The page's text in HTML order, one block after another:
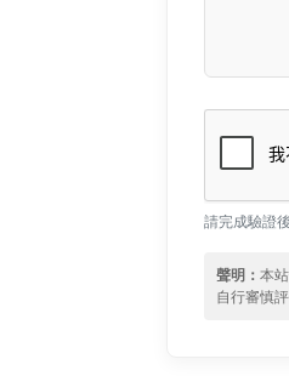
請完成驗證
聲明：本
自行審慎評